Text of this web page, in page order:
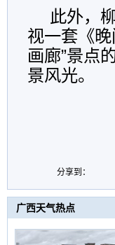
此外，
视一套《
画廊”景点
景风光。
分享到：
广西天气热点